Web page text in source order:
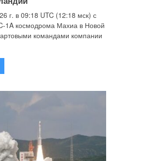
г. в 09:18 UTC (12:18 мск) с
1A космодрома Махиа в Новой
командами компании